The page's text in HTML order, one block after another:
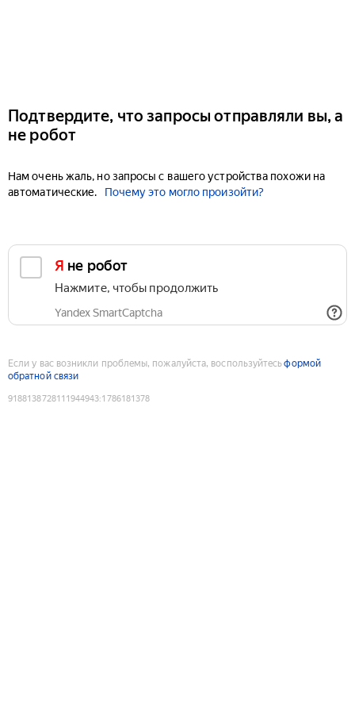
Подтвердите, что запросы отправляли вы, а
не робот
Нам очень жаль, но запросы с вашего устройства похожи на
автоматические.
Почему это могло произойти?
Я не робот
Нажмите, чтобы продолжить
Yandex SmartCaptcha
Если у вас возникли проблемы, пожалуйста, воспользуйтесьформой
обратной связи
9188138728111944943:1786181378